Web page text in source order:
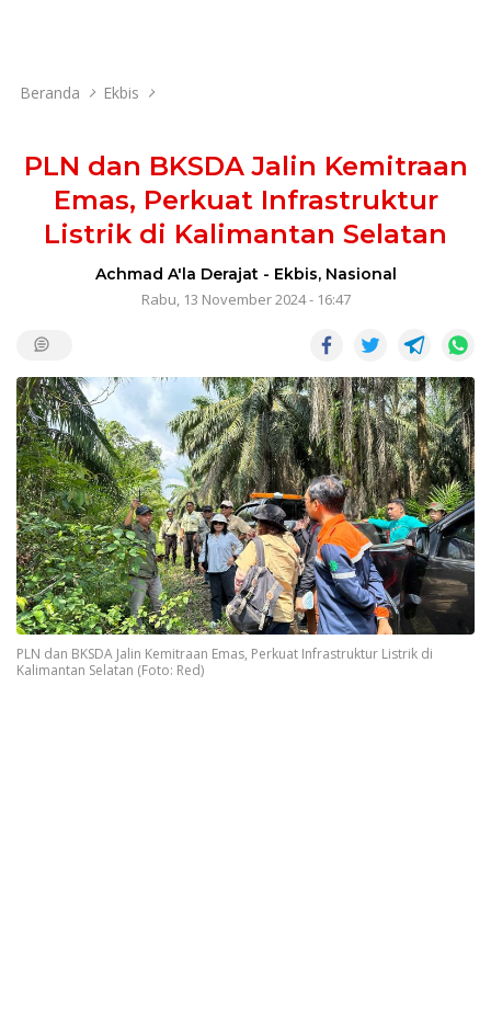
Beranda Ekbis
PLN dan BKSDA Jalin Kemitraan
Emas, Perkuat Infrastruktur
Listrik di Kalimantan Selatan
Achmad A'la Derajat- Ekbis, Nasional
Rabu, 13 November 2024 - 16:47
PLN dan BKSDA Jalin Kemitraan Emas, Perkuat Infrastruktur Listrik di
Kalimantan Selatan (Foto: Red)